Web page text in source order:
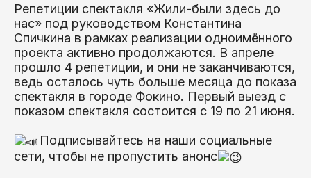
Репетиции спектакля «Жили-были здесь до
нас» под руководством Константина
Спичкина в рамках реализации одноимённого
проекта активно продолжаются. В апреле
прошло 4 репетиции, и они не заканчиваются,
ведь осталось чуть больше месяца до показа
спектакля в городе Фокино. Первый выезд с
показом спектакля состоится с 19 по 21 июня.
Подписывайтесь на наши социальные
сети, чтобы не пропустить анонс